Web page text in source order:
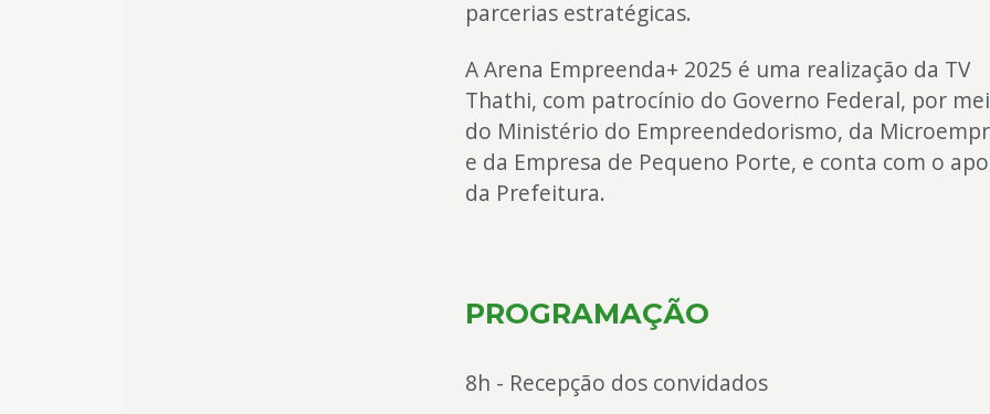
parcerias estratégicas.
A Arena Empreenda+ 2025 é uma realização da TV
Thathi, com patrocínio do Governo Federal, por
do Ministério do Empreendedorismo, da
e da Empresa de Pequeno Porte, e conta com o
da Prefeitura.
PROGRAMAÇÃO
8h - Recepção dos convidados